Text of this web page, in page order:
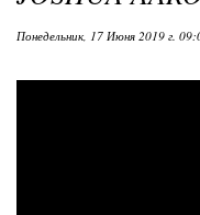
Понедельник, 17 Июня 2019 г.